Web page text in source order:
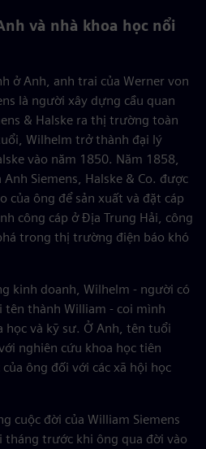
và nhà khoa học nổi
ở Anh, anh trai của Werner von
là người xây dựng cầu quan
& Halske ra thị trường toàn
Wilhelm trở thành đại lý
vào năm 1850. Năm 1858,
Siemens, Halske & Co. được
của ông để sản xuất và đặt cáp
công cáp ở Địa Trung Hải, công
trong thị trường điện báo khó
kinh doanh, Wilhelm - người có
tên thành William - coi mình
và kỹ sư. Ở Anh, tên tuổi
nghiên cứu khoa học tiên
ông đối với các xã hội học
cuộc đời của William Siemens
tháng trước khi ông qua đời vào